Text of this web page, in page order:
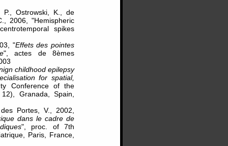
P., Ostrowski, K., de
2006, "Hemispheric
spikes
"Effets des pointes
", actes de 8èmes
childhood epilepsy
for spatial,
Conference of the
Granada, Spain,
Portes, V., 2002,
dans le cadre de
", proc. of 7th
Paris, France,